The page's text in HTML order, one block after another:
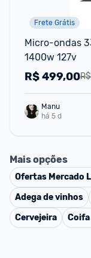
Frete Grátis
Micro-ondas
1400w 127v
R$499,00
Manu
há 5 d
Mais opções
Ofertas Mercado
Adega de vinhos
Cervejeira